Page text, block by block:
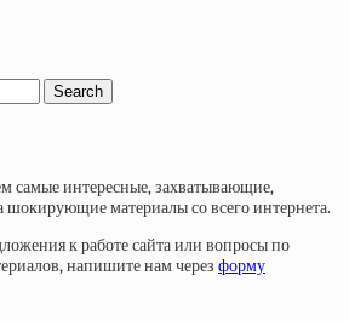
самые интересные, захватывающие,
шокирующие материалы со всего интернета.
к работе сайта или вопросы по
напишите нам через форму